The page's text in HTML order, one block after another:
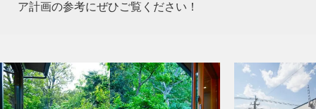
ア計画の参考にぜひご覧ください！